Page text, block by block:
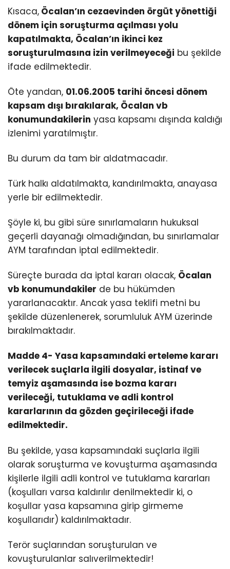
Kısaca, Öcalan’ın cezaevinden örgüt yönettiği
dönem için soruşturma açılması yolu
kapatılmakta, Öcalan’ın ikinci kez
soruşturulmasına izin verilmeyeceği bu şekilde
ifade edilmektedir.
Öte yandan, 01.06.2005 tarihi öncesi dönem
kapsam dışı bırakılarak, Öcalan vb
konumundakilerin yasa kapsamı dışında kaldığı
izlenimi yaratılmıştır.
Bu durum da tam bir aldatmacadır.
Türk halkı aldatılmakta, kandırılmakta, anayasa
yerle bir edilmektedir.
Şöyle ki, bu gibi süre sınırlamaların hukuksal
geçerli dayanağı olmadığından, bu sınırlamalar
AYM tarafından iptal edilmektedir.
Süreçte burada da iptal kararı olacak, Öcalan
vb konumundakiler de bu hükümden
yararlanacaktır. Ancak yasa teklifi metni bu
şekilde düzenlenerek, sorumluluk AYM üzerinde
bırakılmaktadır.
Madde 4- Yasa kapsamındaki erteleme kararı
verilecek suçlarla ilgili dosyalar, istinaf ve
temyiz aşamasında ise bozma kararı
verileceği, tutuklama ve adli kontrol
kararlarının da gözden geçirileceği ifade
edilmektedir.
Bu şekilde, yasa kapsamındaki suçlarla ilgili
olarak soruşturma ve kovuşturma aşamasında
kişilerle ilgili adli kontrol ve tutuklama kararları
(koşulları varsa kaldırılır denilmektedir ki, o
koşullar yasa kapsamına girip girmeme
koşullarıdır) kaldırılmaktadır.
Terör suçlarından soruşturulan ve
kovuşturulanlar salıverilmektedir!